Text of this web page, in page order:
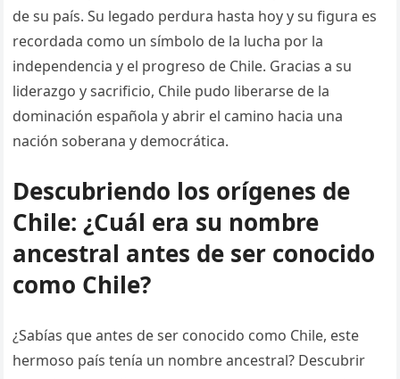
de su país. Su legado perdura hasta hoy y su figura es
recordada como un símbolo de la lucha por la
independencia y el progreso de Chile. Gracias a su
liderazgo y sacrificio, Chile pudo liberarse de la
dominación española y abrir el camino hacia una
nación soberana y democrática.
Descubriendo los orígenes de
Chile: ¿Cuál era su nombre
ancestral antes de ser conocido
como Chile?
¿Sabías que antes de ser conocido como Chile, este
hermoso país tenía un nombre ancestral? Descubrir